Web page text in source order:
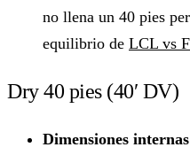
no llena un 40 pies
equilibrio de LCL vs
Dry 40 pies (40′ DV)
Dimensiones